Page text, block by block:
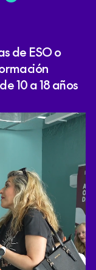
de ESO o
10 a 18 años